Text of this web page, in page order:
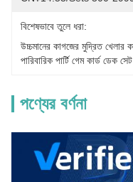
বিশেষভাবে তুলে ধরা:
উচ্চমানের কাগজের মুদ্রিত খেলার
পারিবারিক পার্টি গেম কার্ড ডেক সেট
পণ্যের বর্ণনা